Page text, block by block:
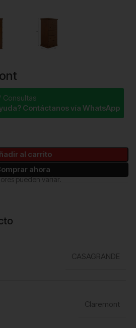
Consultas
Contáctanos vía WhatsApp
al carrito
ahora
pueden variar.
CASAGRANDE
Claremont